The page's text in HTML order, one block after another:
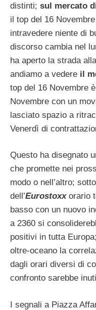
distinti; sul mercato
il top del 16
intravedere niente di
discorso cambia nel
ha aperto la strada
andiamo a vedere il
top del 16 Novembre
Novembre con un
lasciato spazio a
Venerdì di
Questo ha disegnato
che promette nei
modo o nell’altro;
dell’Eurostoxxorario
basso con un nuovo
a 2360 si
positivi in tutta
oltre-oceano la
dagli orari diversi di
confronto sarebbe
I segnali a Piazza